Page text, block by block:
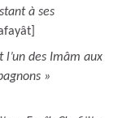
à ses
l’un des Imâm aux
»